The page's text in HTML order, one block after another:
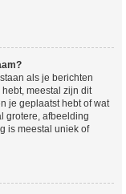
als je berichten
meestal zijn dit
je geplaatst hebt of wat
grotere, afbeelding
is meestal uniek of